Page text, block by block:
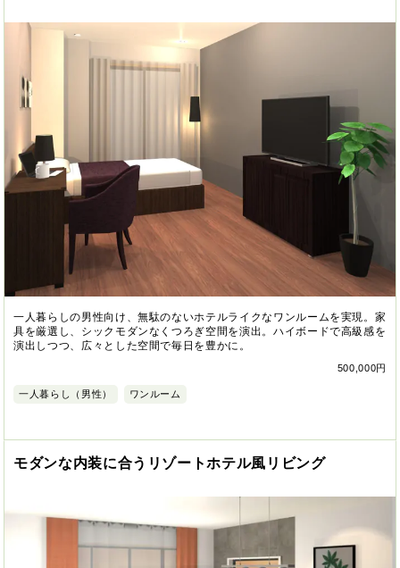
一人暮らしの男性向け、無駄のないホテルライクなワンルームを実現。家
具を厳選し、シックモダンなくつろぎ空間を演出。ハイボードで高級感を
演出しつつ、広々とした空間で毎日を豊かに。
500,000円
一人暮らし（男性） ワンルーム
モダンな内装に合うリゾートホテル風リビング